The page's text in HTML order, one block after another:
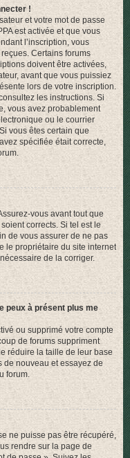
!
et votre mot de passe
est activée et que vous
l’inscription, vous
Certains forums
doivent être activées,
avant que vous puissiez
lors de votre inscription.
les instructions. Si
vous avez probablement
ou le courrier
vous êtes certain que
spécifiée était correcte,
vous avant tout que
corrects. Si tel est le
de vous assurer de ne pas
le propriétaire du site internet
de la corriger.
peux à présent plus me
ou supprimé votre compte
de forums suppriment
réduire la taille de leur base
de nouveau et essayez de
forum.
ne puisse pas être récupéré,
rendre sur la page de